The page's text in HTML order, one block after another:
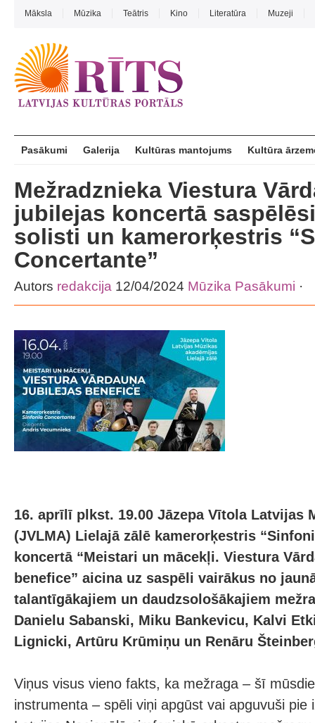
Māksla Mūzika Teātris Kino Literatūra Muzeji
Pasākumi Galerija Kultūras mantojums Kultūra
Mežradznieka Viestura
jubilejas koncertā
solisti un kamerorķestris
Concertante”
Autors redakcija 12/04/2024 Mūzika Pasākumi ·
16. aprīlī plkst. 19.00 Jāzepa Vītola Latvijas
(JVLMA) Lielajā zālē kamerorķestris
koncertā “Meistari un mācekļi. Viestura
benefice” aicina uz saspēli vairākus no
talantīgākajiem un daudzsološākajiem
Danielu Sabanski, Miku Bankevicu, Kalvi
Lignicki, Artūru Krūmiņu un Renāru
Viņus visus vieno fakts, ka mežraga – šī
instrumenta – spēli viņi apgūst vai apguvuši pie